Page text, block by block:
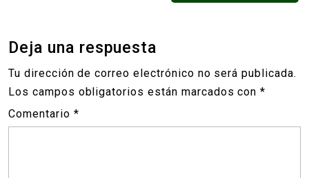
Deja una respuesta
Tu dirección de correo electrónico no será publicada.
Los campos obligatorios están marcados con*
Comentario *